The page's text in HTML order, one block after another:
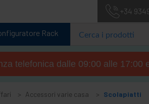
+34
Rack
telefonica dalle 09:00 alle 17:00
Accessori varie casa Scolapiatti